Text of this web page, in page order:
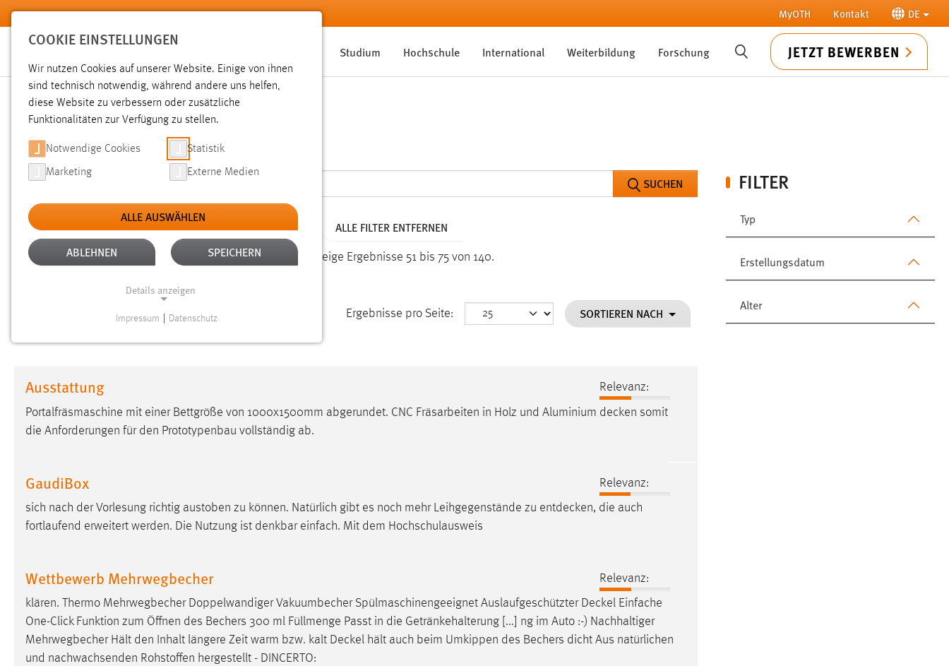
Zum Hauptinhalt springen MyOTH Kontakt DE
Studium Hochschule International Weiterbildung Forschung SUCHE JETZT BEWERBEN
SUCHE
FILTER
Typ
Erstellungsdatum
Alter
SUCHEN
Aktive Filter: TYP: SEITEN ALTER: ÜBER EIN JAHR ALLE FILTER ENTFERNEN
Gesucht nach "deck". Es wurden 140 Ergebnisse gefunden. Zeige Ergebnisse 51 bis 75 von 140.
Ergebnisse pro Seite: SORTIEREN NACH
Ausstattung
Relevanz:
Portalfräsmaschine mit einer Bettgröße von 1000x1500mm abgerundet. CNC Fräsarbeiten in Holz und Aluminium decken somit
die Anforderungen für den Prototypenbau vollständig ab.
GaudiBox
Relevanz:
sich nach der Vorlesung richtig austoben zu können. Natürlich gibt es noch mehr Leihgegenstände zu entdecken, die auch
fortlaufend erweitert werden. Die Nutzung ist denkbar einfach. Mit dem Hochschulausweis
Wettbewerb Mehrwegbecher
Relevanz:
klären. Thermo Mehrwegbecher Doppelwandiger Vakuumbecher Spülmaschinengeeignet Auslaufgeschützter Deckel Einfache
One-Click Funktion zum Öffnen des Bechers 300 ml Füllmenge Passt in die Getränkehalterung [...] ng im Auto :-) Nachhaltiger
Mehrwegbecher Hält den Inhalt längere Zeit warm bzw. kalt Deckel hält auch beim Umkippen des Bechers dicht Aus natürlichen
und nachwachsenden Rohstoffen hergestellt - DINCERTO:
COOKIE EINSTELLUNGEN
Wir nutzen Cookies auf unserer Website. Einige von ihnen
sind technisch notwendig, während andere uns helfen,
diese Website zu verbessern oder zusätzliche
Funktionalitäten zur Verfügung zu stellen.
Notwendige Cookies Statistik
Marketing Externe Medien
ALLE AUSWÄHLEN
ABLEHNEN SPEICHERN
Details anzeigen
Website erforderlich.
Einverständnis
Zweck:
des Benutzers
Cookie Laufzeit: 1 Jahr
Performance
Name: staticfilecache
Zweck:
Für performante Seitenauslieferung wird
in diesem Cookie gespeichert, ob man
eingeloggt ist.
Impressum Datenschutz